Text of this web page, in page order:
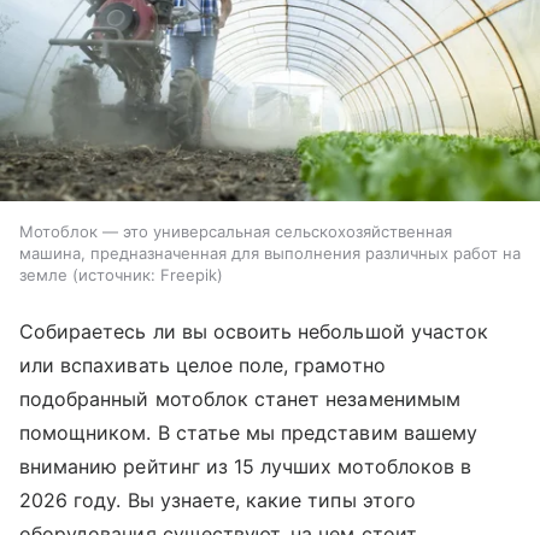
Мотоблок — это универсальная сельскохозяйственная
машина, предназначенная для выполнения различных работ на
земле
источник: Freepik
Собираетесь ли вы освоить небольшой участок
или вспахивать целое поле, грамотно
подобранный мотоблок станет незаменимым
помощником. В статье мы представим вашему
вниманию рейтинг из 15 лучших мотоблоков в
2026 году. Вы узнаете, какие типы этого